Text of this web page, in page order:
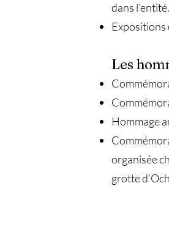
dans l’entité.
Expositions
Les
Hommage
organisée
grotte